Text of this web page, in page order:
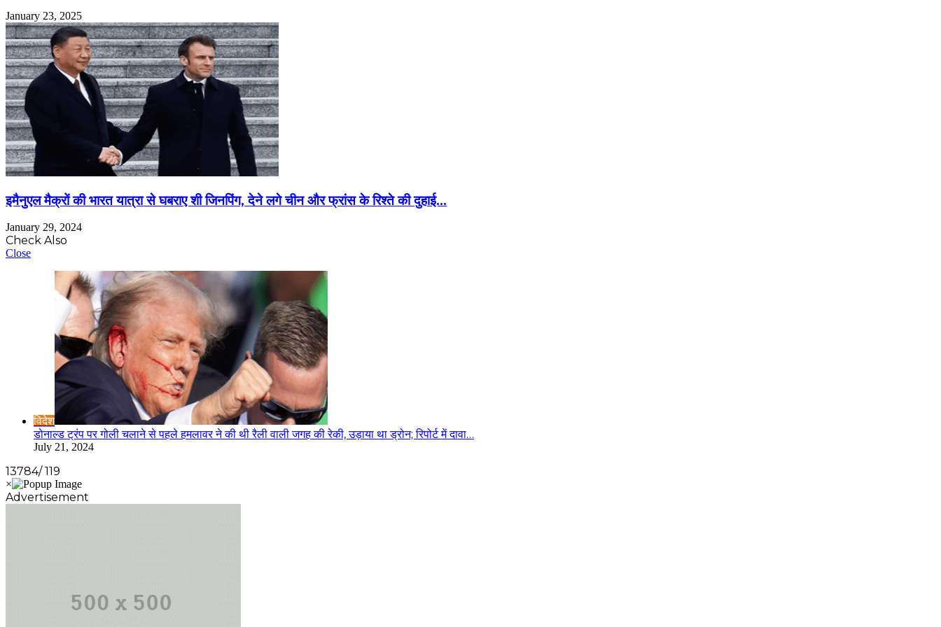
January 23, 2025
इमैनुएल मैक्रों की भारत यात्रा से घबराए शी जिनपिंग, देने लगे चीन और फ्रांस के रिश्ते की दुहाई…
January 29, 2024
Check Also
Close
विदेश
डोनाल्ड ट्रंप पर गोली चलाने से पहले हमलावर ने की थी रैली वाली जगह की रेकी, उड़ाया था ड्रोन; रिपोर्ट में दावा…
July 21, 2024
13784/ 119
Advertisement